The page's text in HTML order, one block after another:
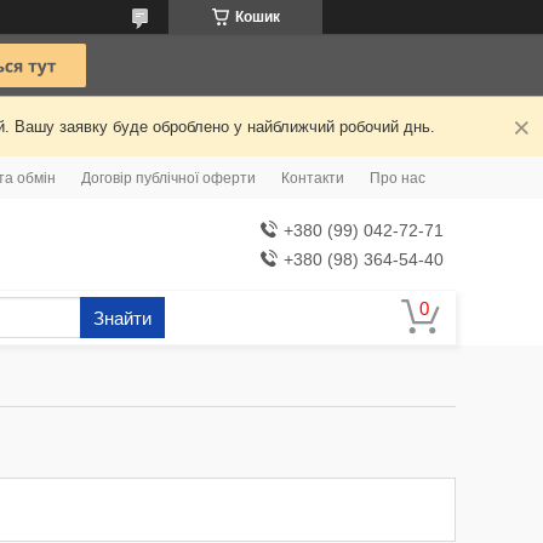
Кошик
Вашу заявку буде оброблено у найближчий робочий днь.
обмін Договір публічної оферти Контакти Про нас
+380 (99) 042-72-71
+380 (98) 364-54-40
Знайти